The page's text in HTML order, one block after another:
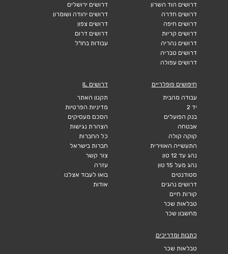
דרושים הוד השרון
דרושים חדרה
דרושים חיפה
דרושים קריות
דרושים נהריה
דרושים טבריה
דרושים עפולה
דרושים ירושלים
דרושים יהודה ושומרון
דרושים צפון
דרושים דרום
עבודות בחו"ל
חיפושים פופלריים
עבודה מהבית
יד 2
בנק הפועלים
אבטחה
קוקה קולה
התעשייה האווירית
נהג עד 12 טון
נהג מעל 15 טון
סטודנטים
דרושים נהגים
קורות חיים
טבלאות שכר
מחשבון שכר
דרושים IL
תקנון האתר
מדיניות הפרטיות
הסכם מעסיקים
הצהרת נגישות
כל החברות
חברות בישראל
צור קשר
עזרה
בואו לעבוד אצלנו
אודות
כתבות ומדריכים
טבלאות שכר